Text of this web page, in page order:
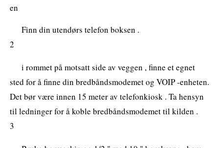
en
Finn din utendørs telefon boksen .
2
i rommet på motsatt side av veggen , finne et egnet
sted for å finne din bredbåndsmodemet og VOIP -enheten.
Det bør være innen 15 meter av telefonkiosk . Ta hensyn
til ledninger for å koble bredbåndsmodemet til kilden .
3